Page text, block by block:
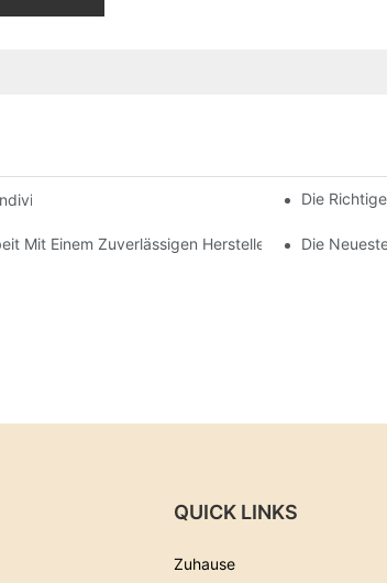
Papiertüten, Die Auffallen Die
Mit Einem Zuverlässigen Hersteller VonDie
QUICK LINKS
Zuhause